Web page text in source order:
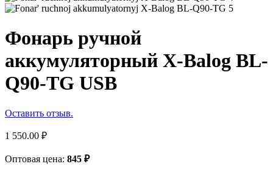
Фонарь ручной
аккумуляторный X-Balog BL-
Q90-TG USB
Оставить отзыв.
1 550.00 ₽
Оптовая цена: 845 ₽